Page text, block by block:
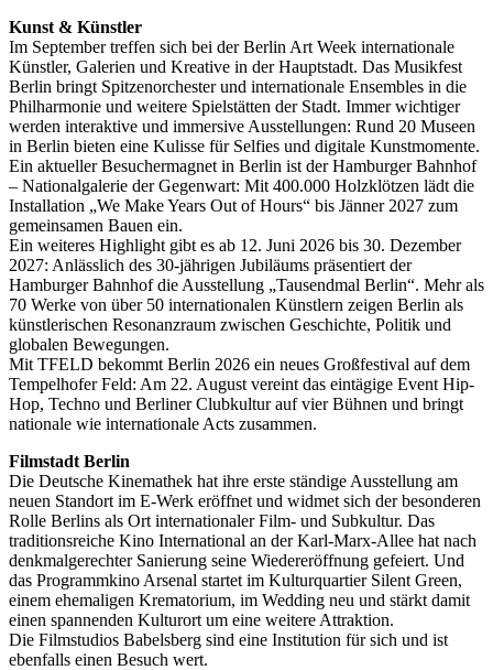
Kunst & Künstler
Im September treffen sich bei der Berlin Art Week internationale
Künstler, Galerien und Kreative in der Hauptstadt. Das Musikfest
Berlin bringt Spitzenorchester und internationale Ensembles in die
Philharmonie und weitere Spielstätten der Stadt. Immer wichtiger
werden interaktive und immersive Ausstellungen: Rund 20 Museen
in Berlin bieten eine Kulisse für Selfies und digitale Kunstmomente.
Ein aktueller Besuchermagnet in Berlin ist der Hamburger Bahnhof
– Nationalgalerie der Gegenwart: Mit 400.000 Holzklötzen lädt die
Installation „We Make Years Out of Hours“ bis Jänner 2027 zum
gemeinsamen Bauen ein.
Ein weiteres Highlight gibt es ab 12. Juni 2026 bis 30. Dezember
2027: Anlässlich des 30-jährigen Jubiläums präsentiert der
Hamburger Bahnhof die Ausstellung „Tausendmal Berlin“. Mehr als
70 Werke von über 50 internationalen Künstlern zeigen Berlin als
künstlerischen Resonanzraum zwischen Geschichte, Politik und
globalen Bewegungen.
Mit TFELD bekommt Berlin 2026 ein neues Großfestival auf dem
Tempelhofer Feld: Am 22. August vereint das eintägige Event Hip-
Hop, Techno und Berliner Clubkultur auf vier Bühnen und bringt
nationale wie internationale Acts zusammen.
Filmstadt Berlin
Die Deutsche Kinemathek hat ihre erste ständige Ausstellung am
neuen Standort im E-Werk eröffnet und widmet sich der besonderen
Rolle Berlins als Ort internationaler Film- und Subkultur. Das
traditionsreiche Kino International an der Karl-Marx-Allee hat nach
denkmalgerechter Sanierung seine Wiedereröffnung gefeiert. Und
das Programmkino Arsenal startet im Kulturquartier Silent Green,
einem ehemaligen Krematorium, im Wedding neu und stärkt damit
einen spannenden Kulturort um eine weitere Attraktion.
Die Filmstudios Babelsberg sind eine Institution für sich und ist
ebenfalls einen Besuch wert.